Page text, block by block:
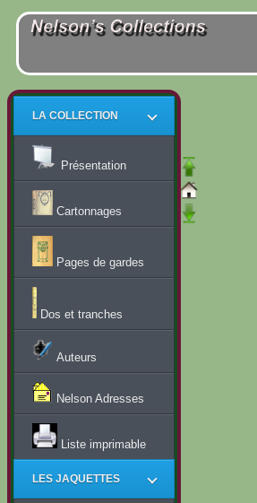
LA COLLECTION
Présentation
Cartonnages
Pages de gardes
Dos et tranches
Auteurs
Nelson Adresses
Liste imprimable
LES JAQUETTES